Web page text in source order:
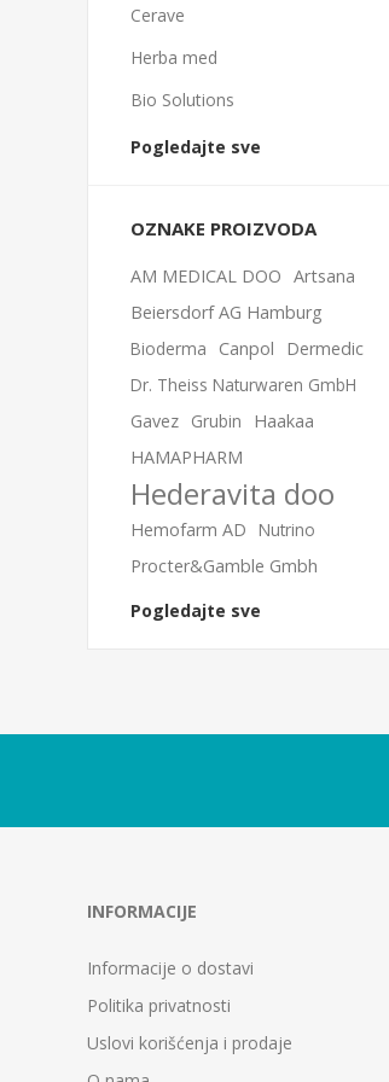
Cerave
Herba med
Bio Solutions
Pogledajte sve
OZNAKE PROIZVODA
AM MEDICAL DOO Artsana
Beiersdorf AG Hamburg
Bioderma
Canpol
Dermedic
Dr. Theiss Naturwaren GmbH
Gavez Grubin
Haakaa
HAMAPHARM
Hederavita doo
Hemofarm AD
Nutrino
Procter&Gamble Gmbh
Pogledajte sve
INFORMACIJE
Informacije o dostavi
Politika privatnosti
Uslovi korišćenja i prodaje